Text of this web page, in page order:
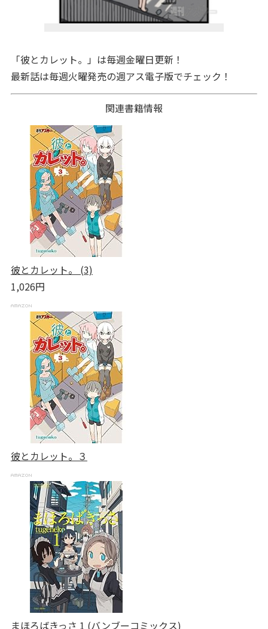
「彼とカレット。」は毎週金曜日更新！
最新話は毎週火曜発売の週アス電子版でチェック！
関連書籍情報
彼とカレット。 (3)
1,026円
彼とカレット。３
まほろばきっさ 1 (バンブーコミックス)